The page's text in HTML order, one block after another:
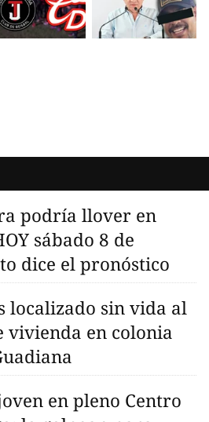
podría llover en
sábado 8 de
dice el pronóstico
localizado sin vida al
en colonia
en pleno Centro